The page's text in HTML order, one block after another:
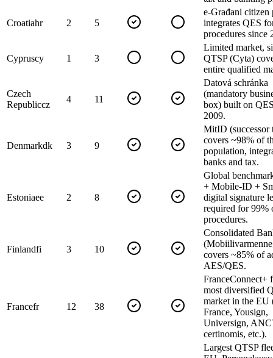
Croatiahr 2 5
e-Građani citizen
integrates QES
procedures since
Cypruscy 1 3
Limited market,
QTSP (Cyta)
entire qualified
Czech
Republiccz
4 11
Datová schránka
(mandatory
box) built on
2009.
Denmarkdk 3 9
MitID (successor
covers ~98% of
population,
banks and tax.
Estoniaee 2 8
Global
+ Mobile-ID +
digital signature
required for 99%
procedures.
Finlandfi 3 10
Consolidated
covers ~85% of
AES/QES.
Francefr 12 38
FranceConnect+
most diversified
market in the EU
France, Yousign,
Universign,
certinomis, etc.).
Largest QTSP